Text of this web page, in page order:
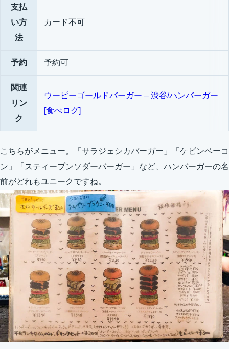
支払
い方
法
カード不可
予約 予約可
関連
リン
ク
ウーピーゴールドバーガー – 渋谷/ハンバーガー
[食べログ]
こちらがメニュー。「サラジェシカバーガー」「ケビンベーコ
ン」「スティーブンソダーバーガー」など、ハンバーガーの名
前がどれもユニークですね。